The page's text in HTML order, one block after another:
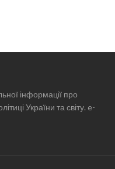
інформації про
України та світу. e-